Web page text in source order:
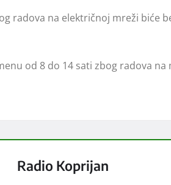
radova na električnoj mreži biće
od 8 do 14 sati zbog radova na
Radio Koprijan